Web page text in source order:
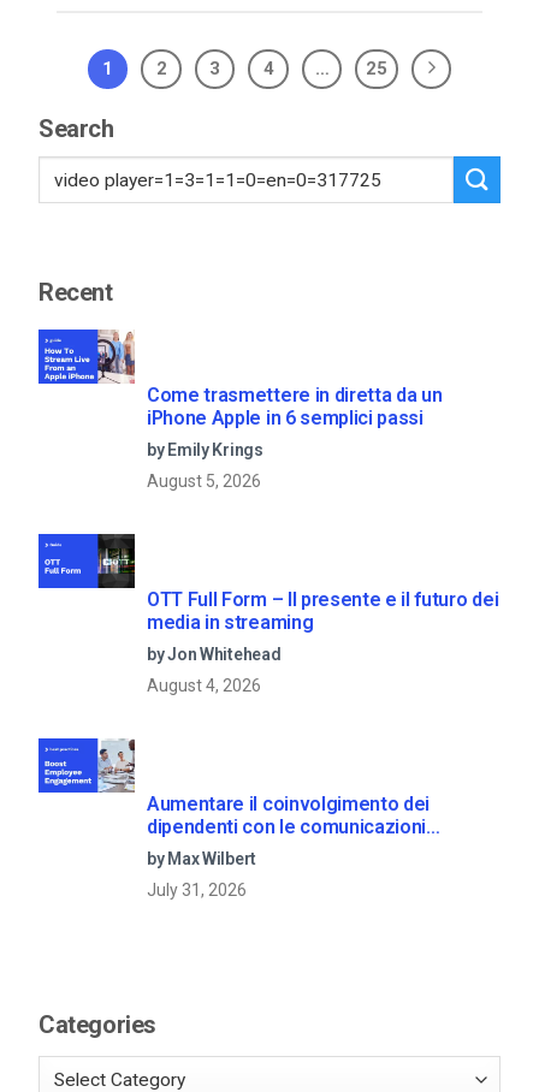
1 2 3 4 … 25
Search
Recent
Come trasmettere in diretta da un
iPhone Apple in 6 semplici passi
by Emily Krings
August 5, 2026
OTT Full Form – Il presente e il futuro dei
media in streaming
by Jon Whitehead
August 4, 2026
Aumentare il coinvolgimento dei
dipendenti con le comunicazioni
aziendali in live streaming
by Max Wilbert
July 31, 2026
Categories